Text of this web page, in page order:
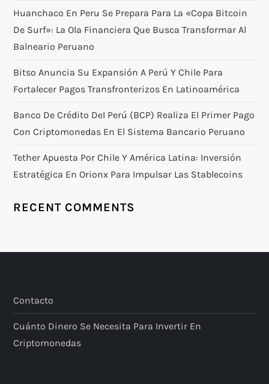
Huanchaco En Peru Se Prepara Para La «Copa Bitcoin
De Surf»: La Ola Financiera Que Busca Transformar Al
Balneario Peruano
Bitso Anuncia Su Expansión A Perú Y Chile Para
Fortalecer Pagos Transfronterizos En Latinoamérica
Banco De Crédito Del Perú (BCP) Realiza El Primer Pago
Con Criptomonedas En El Sistema Bancario Peruano
Tether Apuesta Por Chile Y América Latina: Inversión
Estratégica En Orionx Para Impulsar Las Stablecoins
RECENT COMMENTS
Contacto
Cuánto Dinero Se Necesita Para Invertir En
Criptomonedas